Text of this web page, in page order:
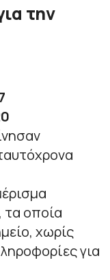
την
τα οποία
χωρίς
για